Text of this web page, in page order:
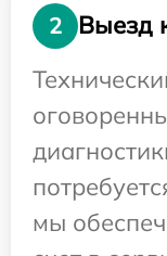
2
Выезд
мы